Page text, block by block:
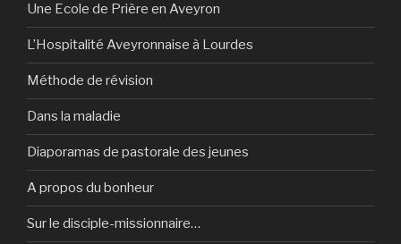
Une Ecole de Prière en Aveyron
L’Hospitalité Aveyronnaise à Lourdes
Méthode de révision
Dans la maladie
Diaporamas de pastorale des jeunes
A propos du bonheur
Sur le disciple-missionnaire…